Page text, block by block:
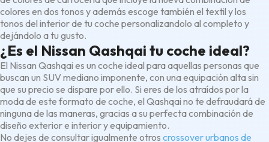
colores en dos tonos y además escoge también el textil y los
tonos del interior de tu coche personalizandolo al completo y
dejándolo a tu gusto.
¿Es el Nissan Qashqai tu coche ideal?
El Nissan Qashqai es un coche ideal para aquellas personas que
buscan un SUV mediano imponente, con una equipación alta sin
que su precio se dispare por ello. Si eres de los atraídos por la
moda de este formato de coche, el Qashqai no te defraudará de
ninguna de las maneras, gracias a su perfecta combinación de
diseño exterior e interior y equipamiento.
No dejes de consultar igualmente otros crossover urbanos de